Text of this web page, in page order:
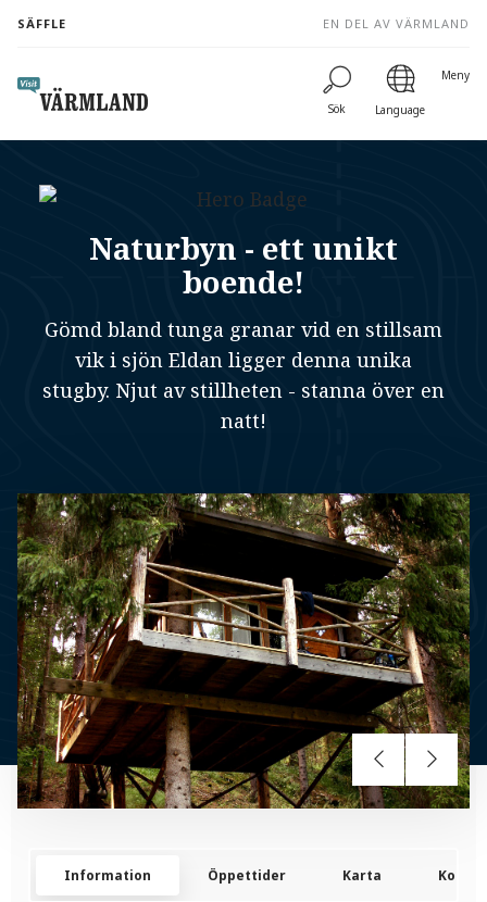
content
SÄFFLE EN DEL AV VÄRMLAND
Sök Language
Meny
Naturbyn - ett unikt
boende!
Gömd bland tunga granar vid en stillsam
vik i sjön Eldan ligger denna unika
stugby. Njut av stillheten - stanna över en
natt!
Information Öppettider Karta